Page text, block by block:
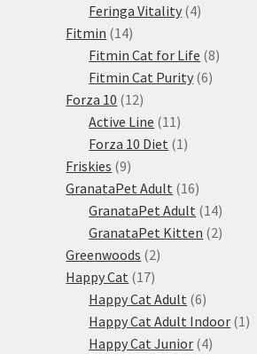
produkty
Feringa Vitality 44
Fitmin 1414
produktů
Fitmin Cat for Life 88
Fitmin Cat Purity 66
Forza 10 1212
produktů
Active Line 11 11
produktů
Forza 10 Diet 1 1
Friskies 99
produktů
GranataPet Adult 1616
produktů
GranataPet Adult 1414
GranataPet Kitten 22
Greenwoods 22
Happy Cat 1717
produktů
Happy Cat Adult 66
produktů
Happy Cat Adult Indoor 1 1
Happy Cat Junior 44